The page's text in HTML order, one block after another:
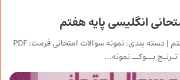
انگلیسی پایه هفتم
نام درس : انکلیسی هفتم | دسته بندی: نمونه سوالات امتحانی فرمت: PDF
بــوکــ نمونه…